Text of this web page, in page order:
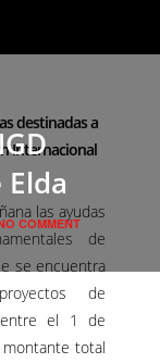
COMMENT
destinadas a
Internacional
las ayudas
de
se encuentra
de
entre el 1 de
total